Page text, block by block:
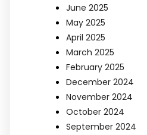
June 2025
May 2025
April 2025
March 2025
February 2025
December 2024
November 2024
October 2024
September 2024